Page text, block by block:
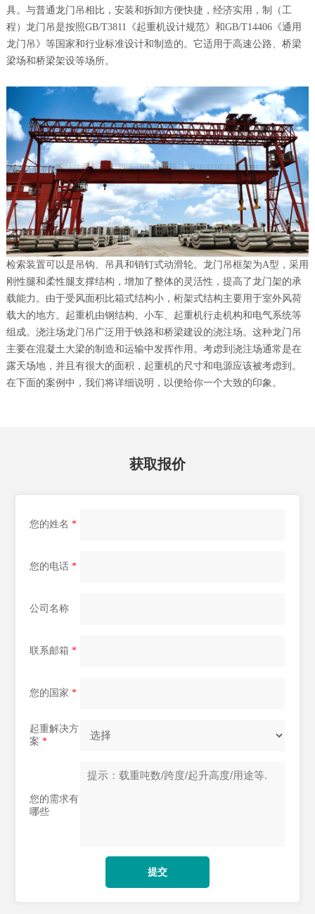
具。与普通龙门吊相比，安装和拆卸方便快捷，经济实用，制（工
程）龙门吊是按照GB/T3811《起重机设计规范》和GB/T14406《通用
龙门吊》等国家和行业标准设计和制造的。它适用于高速公路、桥梁
梁场和桥梁架设等场所。
检索装置可以是吊钩、吊具和销钉式动滑轮。龙门吊框架为A型，采用
刚性腿和柔性腿支撑结构，增加了整体的灵活性，提高了龙门架的承
载能力。由于受风面积比箱式结构小，桁架式结构主要用于室外风荷
载大的地方。起重机由钢结构、小车、起重机行走机构和电气系统等
组成。浇注场龙门吊广泛用于铁路和桥梁建设的浇注场。这种龙门吊
主要在混凝土大梁的制造和运输中发挥作用。考虑到浇注场通常是在
露天场地，并且有很大的面积，起重机的尺寸和电源应该被考虑到。
在下面的案例中，我们将详细说明，以便给你一个大致的印象。
获取报价
您的姓名*
您的电话*
公司名称
联系邮箱*
您的国家*
起重解决方
案*
您的需求有
哪些